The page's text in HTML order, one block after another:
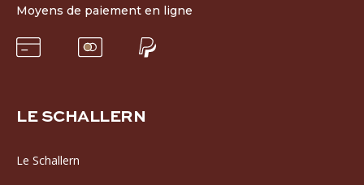
Moyens de paiement en ligne
LE SCHALLERN
Le Schallern